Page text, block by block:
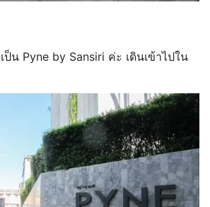
น Pyne by Sansiri ค่ะ เดินเข้าไปใน